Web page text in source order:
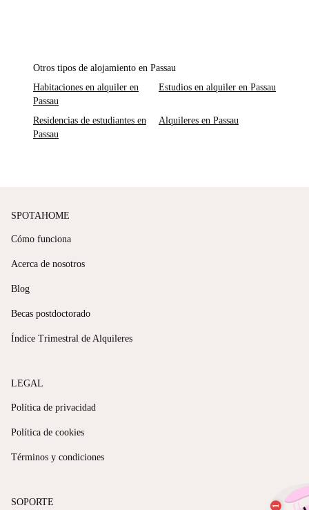
Otros tipos de alojamiento en Passau
Habitaciones en alquiler en
Passau
Estudios en alquiler en Passau
Residencias de estudiantes en
Passau
Alquileres en Passau
SPOTAHOME
Cómo funciona
Acerca de nosotros
Blog
Becas postdoctorado
Índice Trimestral de Alquileres
LEGAL
Política de privacidad
Política de cookies
Términos y condiciones
SOPORTE